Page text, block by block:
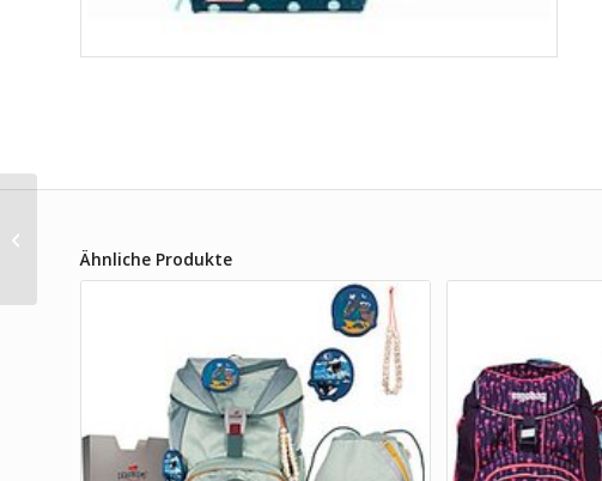
Ähnliche Produkte
Schulranzenset